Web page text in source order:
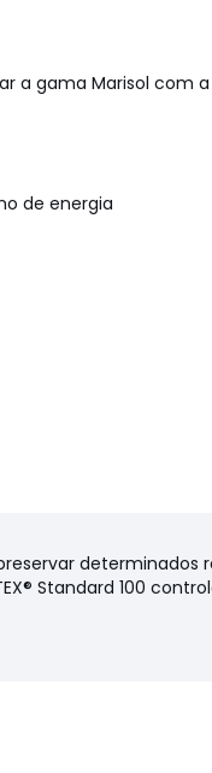
a gama Marisol com a
de energia
(Cama 90/100 cm),
x 220 cm (Cama 140/
determinados
Standard 100